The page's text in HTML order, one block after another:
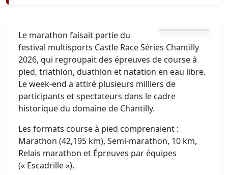
Le marathon faisait partie du
festival multisports Castle Race Séries Chantilly
2026, qui regroupait des épreuves de course à
pied, triathlon, duathlon et natation en eau libre.
Le week-end a attiré plusieurs milliers de
participants et spectateurs dans le cadre
historique du domaine de Chantilly.
Les formats course à pied comprenaient :
Marathon (42,195 km), Semi-marathon, 10 km,
Relais marathon et Épreuves par équipes
(« Escadrille »).